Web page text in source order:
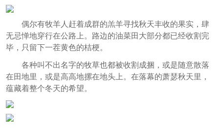
偶尔有牧羊人赶着成群的羔羊寻找秋天丰收的果实，肆
无忌惮地穿行在公路上。路边的油菜田大部分都已经收割完
毕，只留下一茬黄色的桔梗。
各种叫不出名字的牧草也都被收割成捆，或是随意散落
在田地里，或是高高地摞在地头上。在落幕的萧瑟秋天里，
蕴藏着整个冬天的希望。